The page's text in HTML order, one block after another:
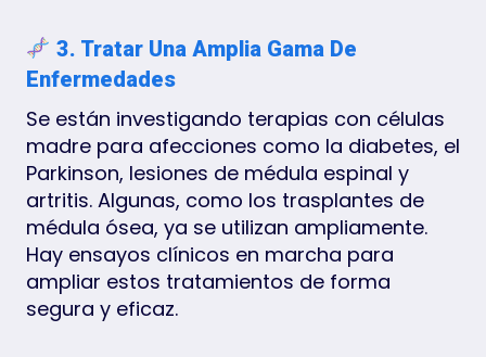
3. Tratar Una Amplia Gama De
Enfermedades
Se están investigando terapias con células
madre para afecciones como la diabetes, el
Parkinson, lesiones de médula espinal y
artritis. Algunas, como los trasplantes de
médula ósea, ya se utilizan ampliamente.
Hay ensayos clínicos en marcha para
ampliar estos tratamientos de forma
segura y eficaz.